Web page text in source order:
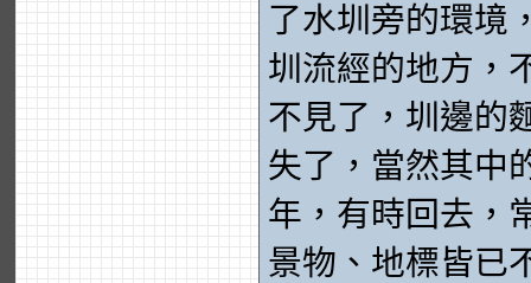
了水圳旁的環境
圳流經的地方，
不見了，圳邊的
失了，當然其中
年，有時回去，
景物、地標皆已